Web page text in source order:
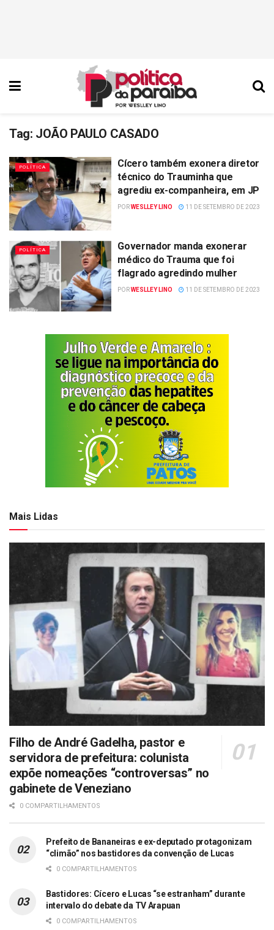
Tag: JOÃO PAULO CASADO
POLÍTICA
Cícero também exonera diretor
técnico do Trauminha que
agrediu ex-companheira, em JP
PORWESLLEY LINO 11 DE SETEMBRO DE 2023
POLÍTICA
Governador manda exonerar
médico do Trauma que foi
flagrado agredindo mulher
PORWESLLEY LINO 11 DE SETEMBRO DE 2023
Mais Lidas
Filho de André Gadelha, pastor e
servidora de prefeitura: colunista
expõe nomeações “controversas” no
gabinete de Veneziano
0 COMPARTILHAMENTOS
Prefeito de Bananeiras e ex-deputado protagonizam
“climão” nos bastidores da convenção de Lucas
0 COMPARTILHAMENTOS
Bastidores: Cícero e Lucas “se estranham” durante
intervalo do debate da TV Arapuan
0 COMPARTILHAMENTOS